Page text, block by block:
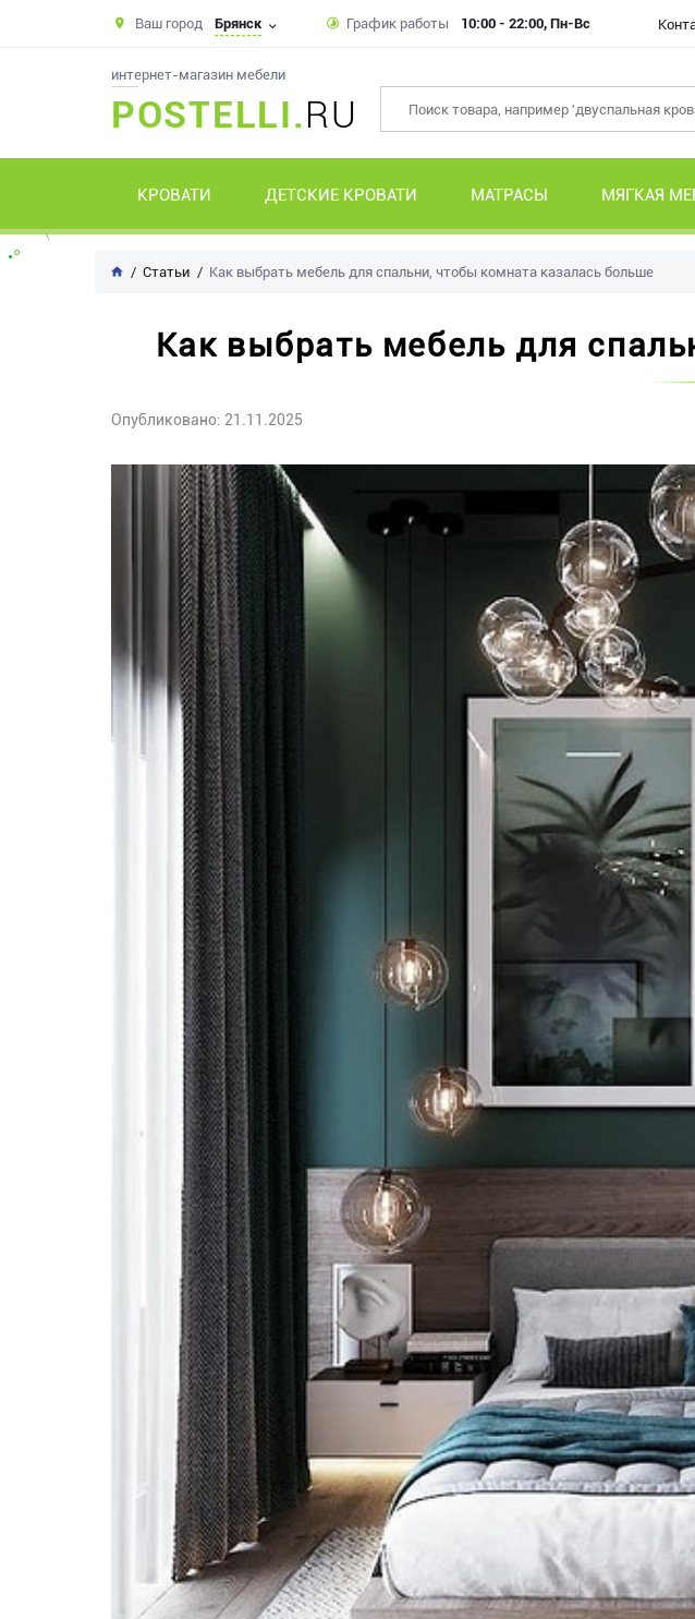
Ваш город Брянск График работы 10:00 - 22:00, Пн-Вс
интернет-магазин мебели
POSTELLI.RU
КРОВАТИ ДЕТСКИЕ КРОВАТИ МАТРАСЫ МЯГКАЯ
Статьи Как выбрать мебель для спальни, чтобы комната казалась больше
Как выбрать мебель для
Опубликовано: 21.11.2025